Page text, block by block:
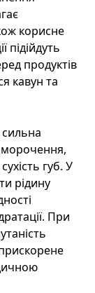
корисне
підійдуть
продуктів
кавун та
губ. У
рідину
При